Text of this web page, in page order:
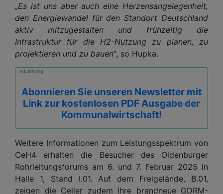
„Es ist uns aber auch eine Herzensangelegenheit,
den Energiewandel für den Standort Deutschland
aktiv mitzugestalten und frühzeitig die
Infrastruktur für die H2-Nutzung zu planen, zu
projektieren und zu bauen“, so Hupka.
Advertising
Abonnieren Sie unseren Newsletter mit
Link zur kostenlosen PDF Ausgabe der
Kommunalwirtschaft!
Weitere Informationen zum Leistungsspektrum von
CeH4 erhalten die Besucher des Oldenburger
Rohrleitungsforums am 6. und 7. Februar 2025 in
Halle 1, Stand I.01. Auf dem Freigelände, B.01,
zeigen die Celler zudem Ihre brandneue GDRM-